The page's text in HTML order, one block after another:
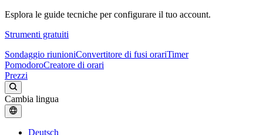
Esplora le guide tecniche per configurare il tuo account.
Strumenti gratuiti
Sondaggio riunioniConvertitore di fusi orariTimer
PomodoroCreatore di orari
Prezzi
Cambia lingua
Deutsch